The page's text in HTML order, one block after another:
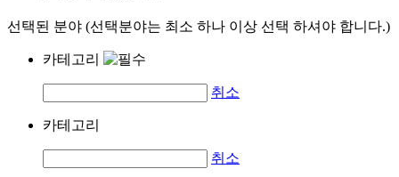
선택된 분야 (선택분야는 최소 하나 이상 선택 하셔야 합니다.)
카테고리
취소
카테고리
취소